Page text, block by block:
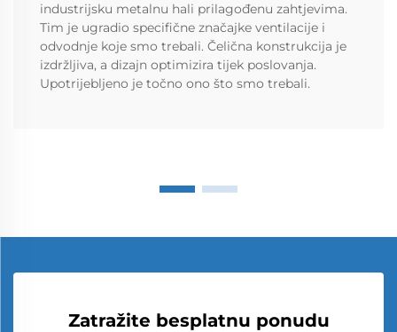
industrijsku metalnu hali prilagođenu zahtjevima.
Tim je ugradio specifične značajke ventilacije i
odvodnje koje smo trebali. Čelična konstrukcija je
izdržljiva, a dizajn optimizira tijek poslovanja.
Upotrijebljeno je točno ono što smo trebali.
Zatražite besplatnu ponudu